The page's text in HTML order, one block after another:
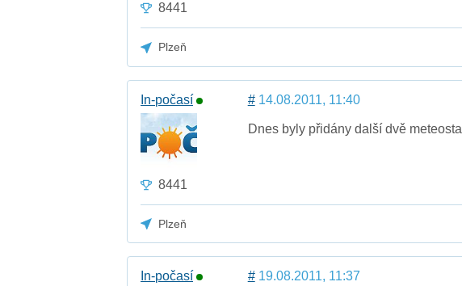
8441
Plzeň
In-počasí
8441
#14.08.2011, 11:40
Dnes byly přidány další dvě
Plzeň
In-počasí #19.08.2011, 11:37